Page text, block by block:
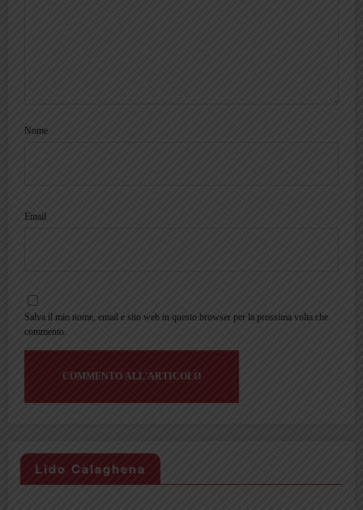
Nome
Email
Salva il mio nome, email e sito web in questo browser per la prossima volta che
commento.
Lido Calaghena